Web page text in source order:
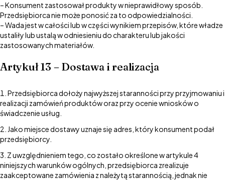
– Konsument zastosował produkty w nieprawidłowy sposób.
Przedsiębiorca nie może ponosić za to odpowiedzialności.
– Wada jest w całości lub w części wynikiem przepisów, które władze
ustaliły lub ustalą w odniesieniu do charakteru lub jakości
zastosowanych materiałów.
Artykuł 13 – Dostawa i realizacja
Przedsiębiorca dołoży najwyższej staranności przy przyjmowaniu i
realizacji zamówień produktów oraz przy ocenie wniosków o
świadczenie usług.
Jako miejsce dostawy uznaje się adres, który konsument podał
przedsiębiorcy.
Z uwzględnieniem tego, co zostało określone w artykule 4
niniejszych warunków ogólnych, przedsiębiorca zrealizuje
zaakceptowane zamówienia z należytą starannością, jednak nie